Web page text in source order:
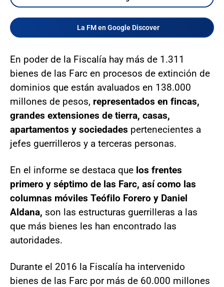
La FM en Google Discover
En poder de la Fiscalía hay más de 1.311
bienes de las Farc en procesos de extinción de
dominios que están avaluados en 138.000
millones de pesos, representados en fincas,
grandes extensiones de tierra, casas,
apartamentos y sociedades pertenecientes a
jefes guerrilleros y a terceras personas.
En el informe se destaca que los frentes
primero y séptimo de las Farc, así como las
columnas móviles Teófilo Forero y Daniel
Aldana, son las estructuras guerrilleras a las
que más bienes les han encontrado las
autoridades.
Durante el 2016 la Fiscalía ha intervenido
bienes de las Farc por más de 60.000 millones